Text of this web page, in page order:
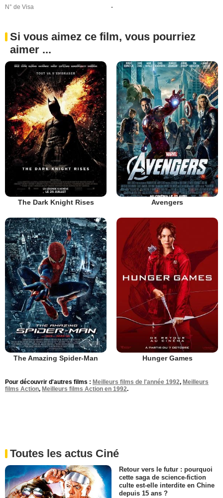
N° de Visa
-
Si vous aimez ce film, vous pourriez
aimer ...
The Dark Knight Rises Avengers
The Amazing Spider-Man Hunger Games
Pour découvrir d'autres films : Meilleurs films de l'année 1992, Meilleurs
films Action, Meilleurs films Action en 1992.
Toutes les actus Ciné
Retour vers le futur : pourquoi
cette saga de science-fiction
culte est-elle interdite en Chine
depuis 15 ans ?